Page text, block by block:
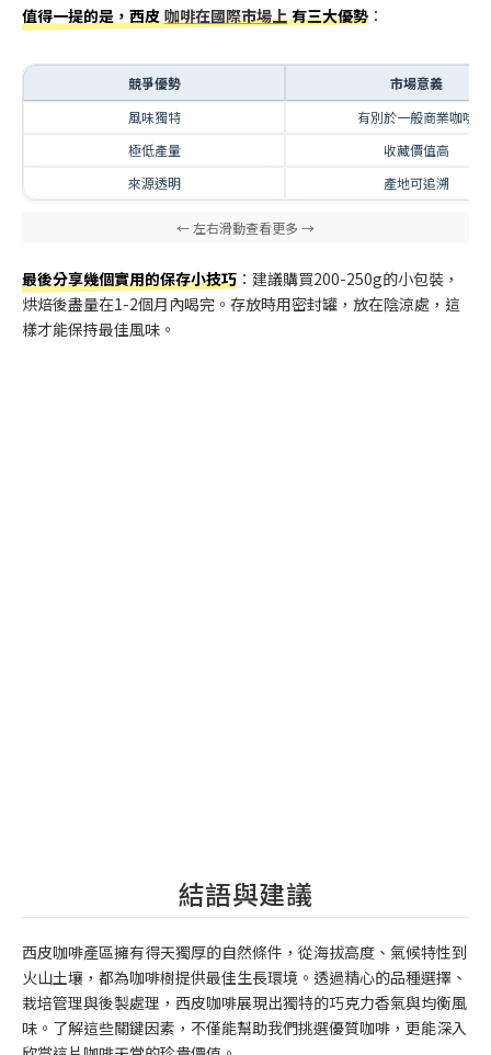
值得一提的是，西皮 咖啡在國際市場上 有三大優勢 ：
競爭優勢
市場意義
風味獨特
有別於一般商業咖啡
極低產量
收藏價值高
來源透明
產地可追溯
最後分享幾個實用的保存小技巧 ：建議購買200-250g的小包裝，
烘焙後盡量在1-2個月內喝完。存放時用密封罐，放在陰涼處，這
樣才能保持最佳風味。
結語與建議
西皮咖啡產區擁有得天獨厚的自然條件，從海拔高度、氣候特性到
火山土壤，都為咖啡樹提供最佳生長環境。透過精心的品種選擇、
栽培管理與後製處理，西皮咖啡展現出獨特的巧克力香氣與均衡風
味。了解這些關鍵因素，不僅能幫助我們挑選優質咖啡，更能深入